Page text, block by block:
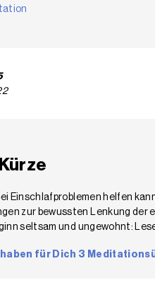
Einschlafproblemen helfen
zur bewussten Lenkung der
seltsam und ungewohnt:
haben für Dich 3